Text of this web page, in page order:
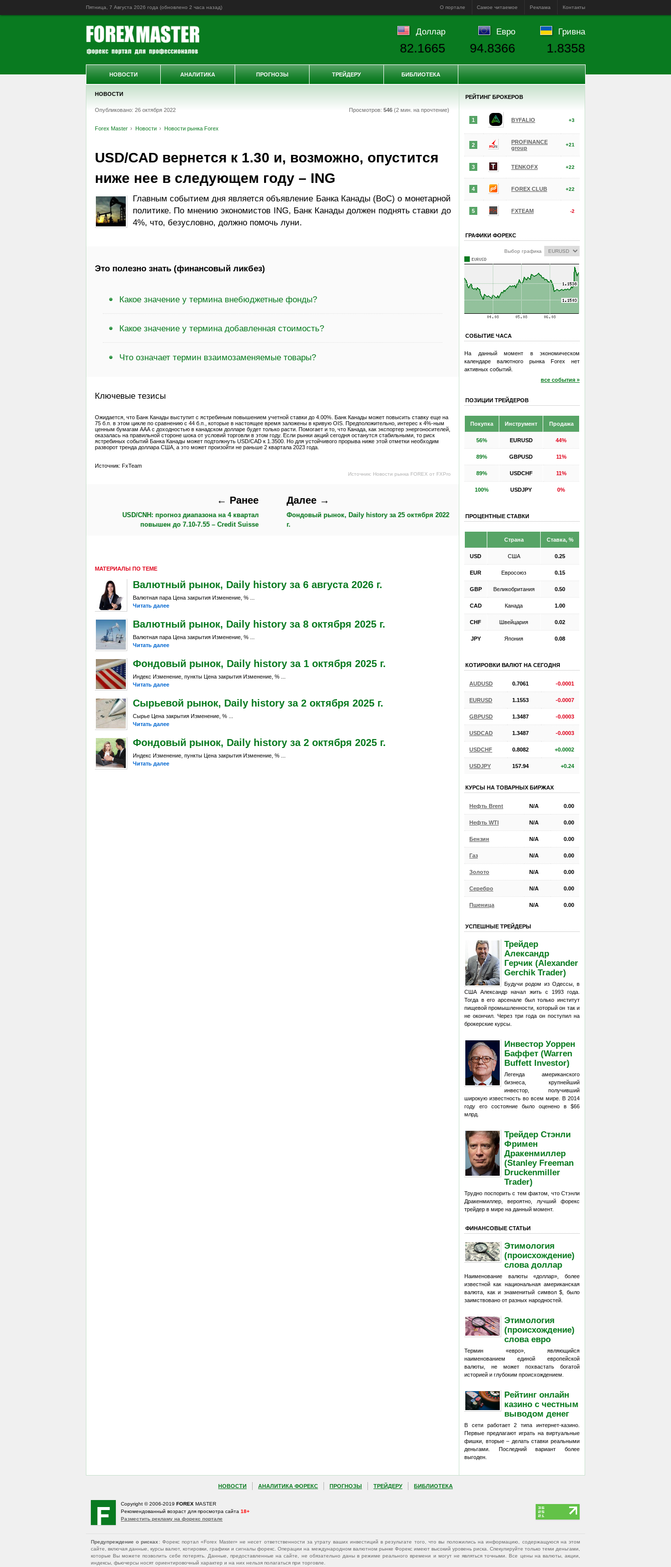
Пятница, 7 Августа 2026 года (обновлено 2 часа назад) О портале Самое читаемое Реклама Контакты
НОВОСТИ
Опубликовано: 26 октября 2022 Просмотров: 546(2 мин. на прочтение)
Forex Master Новости Новости рынка Forex
USD/CAD вернется к 1.30 и, возможно, опустится
ниже нее в следующем году – ING
Главным событием дня является объявление Банка Канады (BoC) о монетарной
политике. По мнению экономистов ING, Банк Канады должен поднять ставки до
4%, что, безусловно, должно помочь луни.
Это полезно знать (финансовый ликбез)
Какое значение у термина внебюджетные фонды?
Какое значение у термина добавленная стоимость?
Что означает термин взаимозаменяемые товары?
Ключевые тезисы
Ожидается, что Банк Канады выступит с ястребиным повышением учетной ставки до 4.00%. Банк Канады может повысить ставку еще на
75 б.п. в этом цикле по сравнению с 44 б.п., которые в настоящее время заложены в кривую OIS. Предположительно, интерес к 4%-ным
ценным бумагам ААА с доходностью в канадском долларе будет только расти. Помогает и то, что Канада, как экспортер энергоносителей,
оказалась на правильной стороне шока от условий торговли в этом году. Если рынки акций сегодня останутся стабильными, то риск
ястребиных событий Банка Канады может подтолкнуть USD/CAD к 1.3500. Но для устойчивого прорыва ниже этой отметки необходим
разворот тренда доллара США, а это может произойти не раньше 2 квартала 2023 года.
Источник: FxTeam
Источник: Новости рынка FOREX от FXPro
← Ранее
USD/CNH: прогноз диапазона на 4 квартал
повышен до 7.10-7.55 – Credit Suisse
Далее →
Фондовый рынок, Daily history за 25 октября 2022
г.
МАТЕРИАЛЫ ПО ТЕМЕ
Валютный рынок, Daily history за 6 августа 2026 г.
Валютная пара Цена закрытия Изменение, % ...
Читать далее
Валютный рынок, Daily history за 8 октября 2025 г.
Валютная пара Цена закрытия Изменение, % ...
Читать далее
Фондовый рынок, Daily history за 1 октября 2025 г.
Индекс Изменение, пункты Цена закрытия Изменение, % ...
Читать далее
Сырьевой рынок, Daily history за 2 октября 2025 г.
Сырье Цена закрытия Изменение, % ...
Читать далее
Фондовый рынок, Daily history за 2 октября 2025 г.
Индекс Изменение, пункты Цена закрытия Изменение, % ...
Читать далее
РЕЙТИНГ БРОКЕРОВ
1 BYFALIO +3
2
PROFINANCE
group
+21
3 TENKOFX +22
4 FOREX CLUB +22
5 FXTEAM -2
ГРАФИКИ ФОРЕКС
Выбор графика
СОБЫТИЕ ЧАСА
На данный момент в экономическом
календаре валютного рынка Forex нет
активных событий.
все события »
ПОЗИЦИИ ТРЕЙДЕРОВ
Покупка Инструмент Продажа
56% EURUSD 44%
89% GBPUSD 11%
89% USDCHF 11%
100% USDJPY 0%
ПРОЦЕНТНЫЕ СТАВКИ
Страна Ставка, %
USD США 0.25
EUR Евросоюз 0.15
GBP Великобритания 0.50
CAD Канада 1.00
CHF Швейцария 0.02
JPY Япония 0.08
КОТИРОВКИ ВАЛЮТ НА СЕГОДНЯ
AUDUSD 0.7061 -0.0001
EURUSD 1.1553 -0.0007
GBPUSD 1.3487 -0.0003
USDCAD 1.3487 -0.0003
USDCHF 0.8082 +0.0002
USDJPY 157.94 +0.24
КУРСЫ НА ТОВАРНЫХ БИРЖАХ
Нефть Brent N/A 0.00
Нефть WTI N/A 0.00
Бензин N/A 0.00
Газ N/A 0.00
Золото N/A 0.00
Серебро N/A 0.00
Пшеница N/A 0.00
УСПЕШНЫЕ ТРЕЙДЕРЫ
Трейдер
Александр
Герчик (Alexander
Gerchik Trader)
Будучи родом из Одессы, в
США Александр начал жить с 1993 года.
Тогда в его арсенале был только институт
пищевой промышленности, который он так и
не окончил. Через три года он поступил на
брокерские курсы.
Инвестор Уоррен
Баффет (Warren
Buffett Investor)
Легенда американского
бизнеса, крупнейший
инвестор, получивший
широкую известность во всем мире. В 2014
году его состояние было оценено в $66
млрд.
Трейдер Стэнли
Фримен
Дракенмиллер
(Stanley Freeman
Druckenmiller
Trader)
Трудно поспорить с тем фактом, что Стэнли
Дракенмиллер, вероятно, лучший форекс
трейдер в мире на данный момент.
ФИНАНСОВЫЕ СТАТЬИ
Этимология
(происхождение)
слова доллар
Наименование валюты «доллар», более
известной как национальная американская
валюта, как и знаменитый символ $, было
заимствовано от разных народностей.
Этимология
(происхождение)
слова евро
Термин «евро», являющийся
наименованием единой европейской
валюты, не может похвастать богатой
историей и глубоким происхождением.
Рейтинг онлайн
казино с честным
выводом денег
В сети работает 2 типа интернет-казино.
Первые предлагают играть на виртуальные
фишки, вторые – делать ставки реальными
деньгами. Последний вариант более
выгоден.
Доллар
82.1665
Евро
94.8366
Гривна
1.8358
НОВОСТИ АНАЛИТИКА ПРОГНОЗЫ ТРЕЙДЕРУ БИБЛИОТЕКА
НОВОСТИ АНАЛИТИКА ФОРЕКС ПРОГНОЗЫ ТРЕЙДЕРУ БИБЛИОТЕКА
Copyright © 2006-2019 FOREX MASTER
Рекомендованный возраст для просмотра сайта 18+
Разместить рекламу на форекс портале
Предупреждение о рисках : Форекс портал «Forex Master» не несет ответственности за утрату ваших инвестиций в результате того, что вы положились на информацию, содержащуюся на этом
сайте, включая данные, курсы валют, котировки, графики и сигналы форекс. Операции на международном валютном рынке Форекс имеют высокий уровень риска. Спекулируйте только теми деньгами,
которые Вы можете позволить себе потерять. Данные, предоставленные на сайте, не обязательно даны в режиме реального времени и могут не являться точными. Все цены на валюты, акции,
индексы, фьючерсы носят ориентировочный характер и на них нельзя полагаться при торговле.